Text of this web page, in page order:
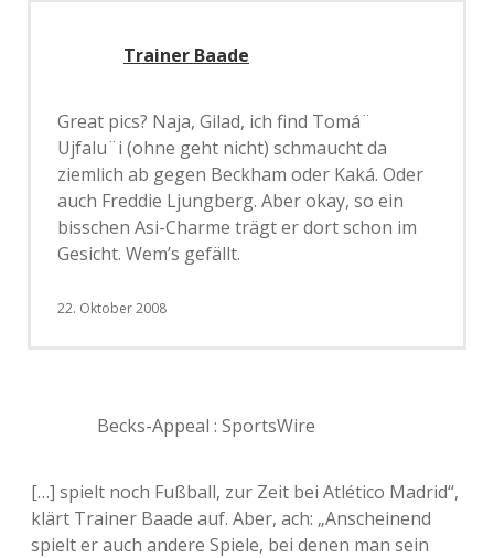
Trainer Baade
Great pics? Naja, Gilad, ich find Tomá¨
Ujfalu¨i (ohne geht nicht) schmaucht da
ziemlich ab gegen Beckham oder Kaká. Oder
auch Freddie Ljungberg. Aber okay, so ein
bisschen Asi-Charme trägt er dort schon im
Gesicht. Wem’s gefällt.
22. Oktober 2008
Becks-Appeal : SportsWire
[…] spielt noch Fußball, zur Zeit bei Atlético Madrid“,
klärt Trainer Baade auf. Aber, ach: „Anscheinend
spielt er auch andere Spiele, bei denen man sein